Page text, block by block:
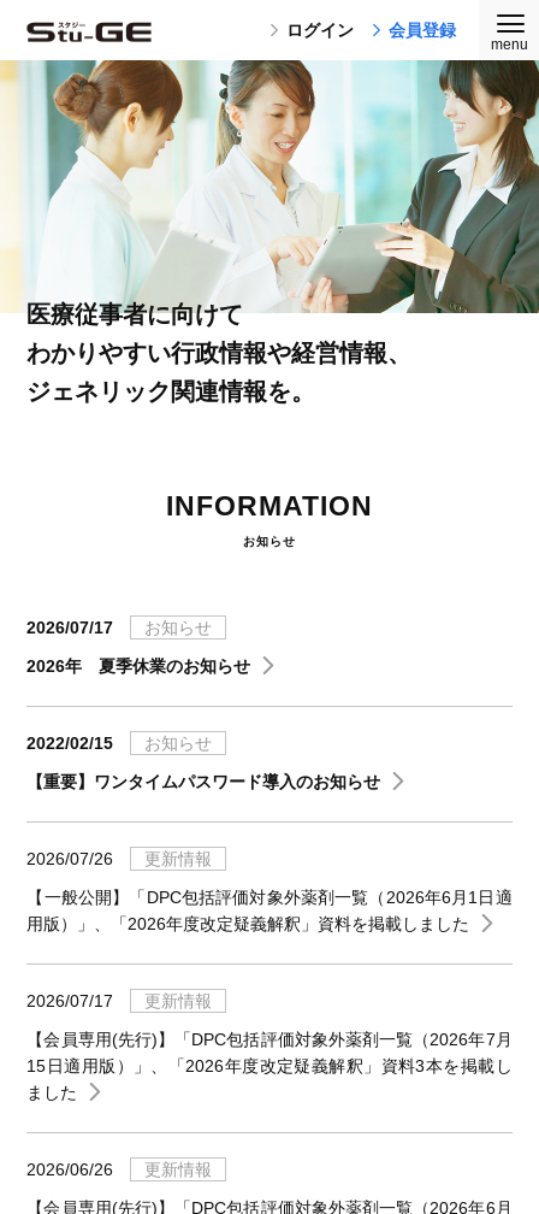
ログイン 会員登録
医療従事者に向けて
わかりやすい行政情報や経営情報、
ジェネリック関連情報を。
INFORMATION
お知らせ
2026/07/17
お知らせ
2026年 夏季休業のお知らせ
2022/02/15
お知らせ
【重要】ワンタイムパスワード導入のお知らせ
2026/07/26
更新情報
【一般公開】「DPC包括評価対象外薬剤一覧（2026年6月1日適
用版）」、「2026年度改定疑義解釈」資料を掲載しました
2026/07/17
更新情報
【会員専用(先行)】「DPC包括評価対象外薬剤一覧（2026年7月
15日適用版）」、「2026年度改定疑義解釈」資料3本を掲載し
ました
2026/06/26
更新情報
【会員専用(先行)】「DPC包括評価対象外薬剤一覧（2026年6月